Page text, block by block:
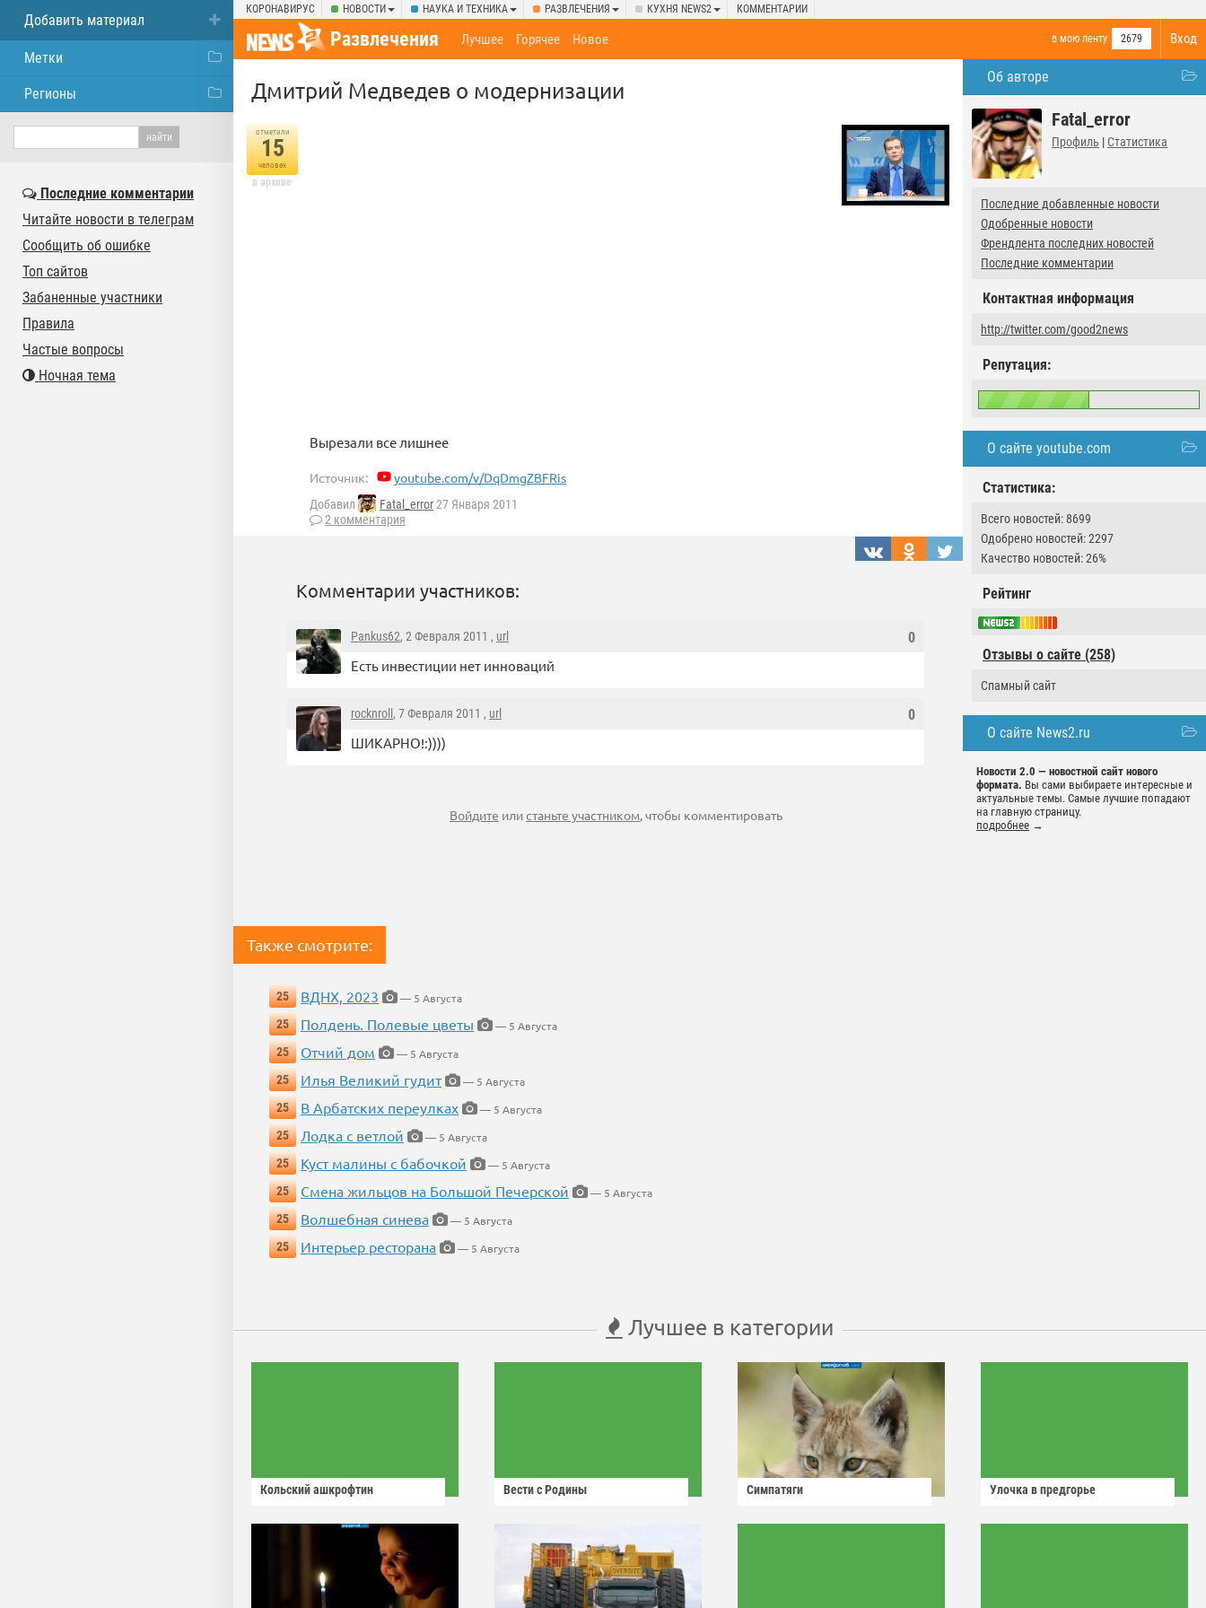
КОРОНАВИРУС НОВОСТИ НАУКА И ТЕХНИКА РАЗВЛЕЧЕНИЯ КУХНЯ NEWS2 КОММЕНТАРИИ
Вход
Развлечения в мою ленту 2679
Лучшее Горячее Новое
Об авторе
Fatal_error
Профиль | Статистика
Последние добавленные новости
Одобренные новости
Френдлента последних новостей
Последние комментарии
Контактная информация
http://twitter.com/good2news
Репутация:
О сайте youtube.com
Статистика:
Всего новостей: 8699
Одобрено новостей: 2297
Качество новостей: 26%
Рейтинг
Отзывы о сайте (258)
Спамный сайт
О сайте News2.ru
Новости 2.0 — новостной сайт нового
формата. Вы сами выбираете интересные и
актуальные темы. Самые лучшие попадают
на главную страницу.
подробнее →
Дмитрий Медведев о модернизации
отметили
15
человек
в архиве
Вырезали все лишнее
Источник: youtube.com/v/DqDmgZBFRis
Добавил Fatal_error27 Января 2011
2 комментария
Комментарии участников:
0
Pankus62, 2 Февраля 2011 , url
Есть инвестиции нет инноваций
0
rocknroll , 7 Февраля 2011 , url
ШИКАРНО!:))))
Войдите илистаньте участником, чтобы комментировать
Также смотрите:
25 ВДНХ, 2023
— 5 Августа
25
Полдень. Полевые цветы
— 5 Августа
25
Отчий дом
— 5 Августа
25
Илья Великий гудит
— 5 Августа
25
В Арбатских переулках
— 5 Августа
25
Лодка с ветлой
— 5 Августа
25
Куст малины с бабочкой
— 5 Августа
25
Смена жильцов на Большой Печерской
— 5 Августа
25
Волшебная синева
— 5 Августа
25
Интерьер ресторана — 5 Августа
Лучшее в категории
Кольский ашкрофтин Вести с Родины Симпатяги Улочка в предгорье
Добавить материал
Метки
Регионы
Последние комментарии
Читайте новости в телеграм
Сообщить об ошибке
Топ сайтов
Забаненные участники
Правила
Частые вопросы
Ночная тема